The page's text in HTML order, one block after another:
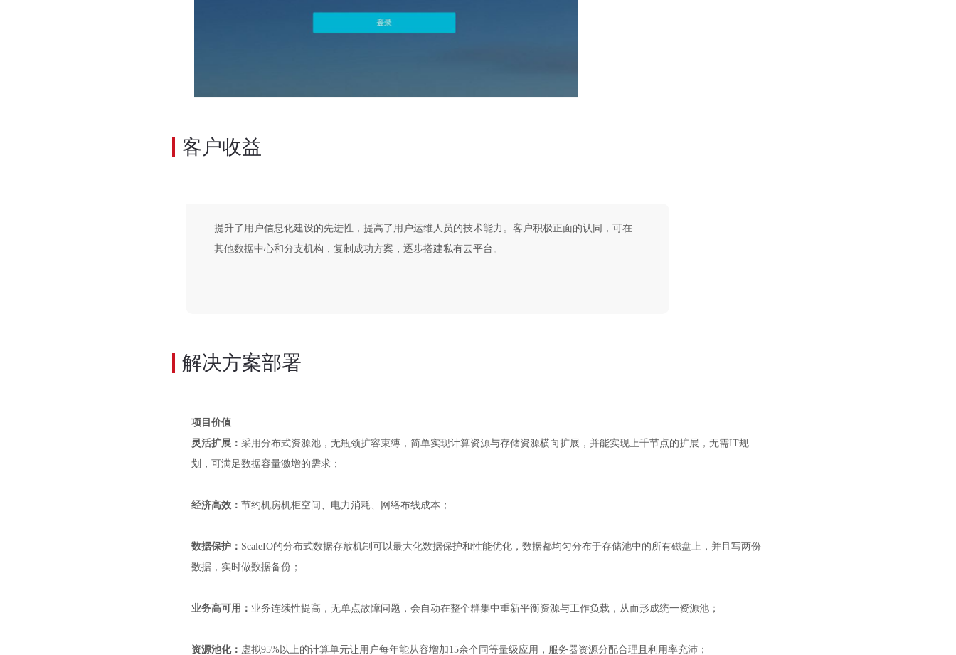
客户收益
提升了用户信息化建设的先进性，提高了用户运维人员的技术能力。客户积极正面的认同，可在
其他数据中心和分支机构，复制成功方案，逐步搭建私有云平台。
解决方案部署
项目价值
灵活扩展： 采用分布式资源池，无瓶颈扩容束缚，简单实现计算资源与存储资源横向扩展，并能实现上千节点的扩展，无需IT规
划，可满足数据容量激增的需求；
经济高效： 节约机房机柜空间、电力消耗、网络布线成本；
数据保护： ScaleIO的分布式数据存放机制可以最大化数据保护和性能优化，数据都均匀分布于存储池中的所有磁盘上，并且写两份
数据，实时做数据备份；
业务高可用： 业务连续性提高，无单点故障问题，会自动在整个群集中重新平衡资源与工作负载，从而形成统一资源池；
资源池化： 虚拟95%以上的计算单元让用户每年能从容增加15余个同等量级应用，服务器资源分配合理且利用率充沛；